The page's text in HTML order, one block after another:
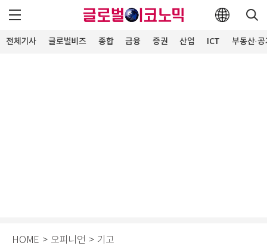
전체기사 글로벌비즈 종합 금융 증권 산업 ICT 부동산·
HOME > 오피니언 > 기고